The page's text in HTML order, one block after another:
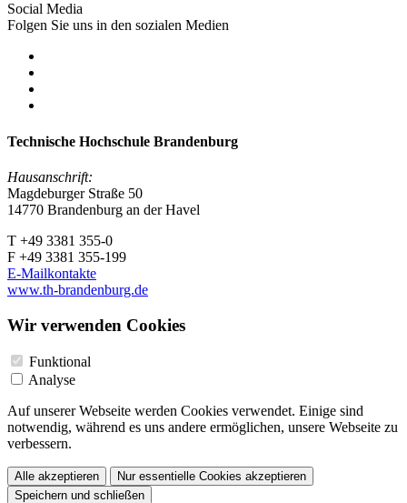
Social Media
Folgen Sie uns in den sozialen Medien
Technische Hochschule Brandenburg
Hausanschrift:
Magdeburger Straße 50
14770 Brandenburg an der Havel
T +49 3381 355-0
F +49 3381 355-199
E-Mailkontakte
www.th-brandenburg.de
Wir verwenden Cookies
Funktional
Analyse
Auf unserer Webseite werden Cookies verwendet. Einige sind
notwendig, während es uns andere ermöglichen, unsere Webseite zu
verbessern.
Alle akzeptieren
Nur essentielle Cookies akzeptieren
Speichern und schließen